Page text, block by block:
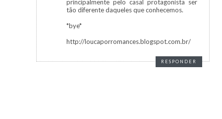
principalmente pelo casal protagonista ser
tão diferente daqueles que conhecemos.
*bye*
http://loucaporromances.blogspot.com.br/
RESPONDER